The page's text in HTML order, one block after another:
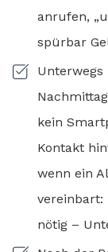
anrufen,
spürbar
Unterwegs
kein
Kontakt
wenn ein
vereinbart:
nötig –